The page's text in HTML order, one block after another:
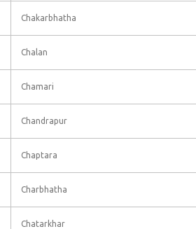
Chakarbhatha
Chalan
Chamari
Chandrapur
Chaptara
Charbhatha
Chatarkhar